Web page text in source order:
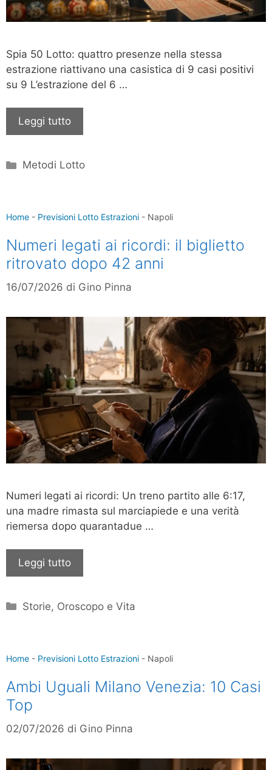
Spia 50 Lotto: quattro presenze nella stessa
estrazione riattivano una casistica di 9 casi positivi
su 9 L’estrazione del 6 …
Leggi tutto
Categorie
Metodi Lotto
Home - Previsioni Lotto Estrazioni - Napoli
Numeri legati ai ricordi: il biglietto
ritrovato dopo 42 anni
16/07/2026 di Gino Pinna
Numeri legati ai ricordi: Un treno partito alle 6:17,
una madre rimasta sul marciapiede e una verità
riemersa dopo quarantadue …
Leggi tutto
Categorie
Storie, Oroscopo e Vita
Home - Previsioni Lotto Estrazioni - Napoli
Ambi Uguali Milano Venezia: 10 Casi
Top
02/07/2026 di Gino Pinna